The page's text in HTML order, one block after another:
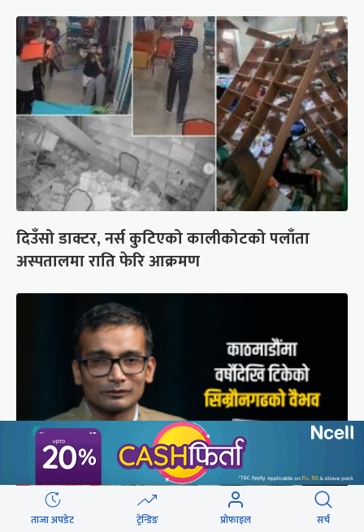
दिउँसो डाक्टर, नर्स कुटिएको कालीकोटको पलाँता
अस्पतालमा राति फेरि आक्रमण
मुगल आक्रमणले तहसनहस सिम्रौनगढको सभ्यता नेपाल
ताजा अपडेट ट्रेन्डिङ प्रोफाइल सर्च